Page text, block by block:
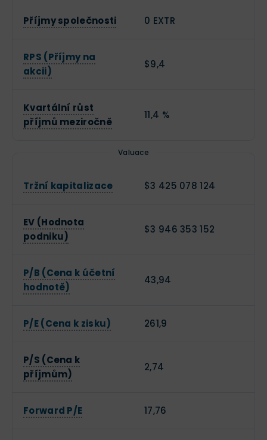
Příjmy společnosti 0 EXTR
RPS (Příjmy na
akcii)
$9,4
Kvartální růst
příjmů meziročně
11,4 %
Valuace
Tržní kapitalizace $3 425 078 124
EV (Hodnota
podniku)
$3 946 353 152
P/B (Cena k účetní
hodnotě)
43,94
P/E (Cena k zisku) 261,9
P/S (Cena k
příjmům)
2,74
Forward P/E 17,76